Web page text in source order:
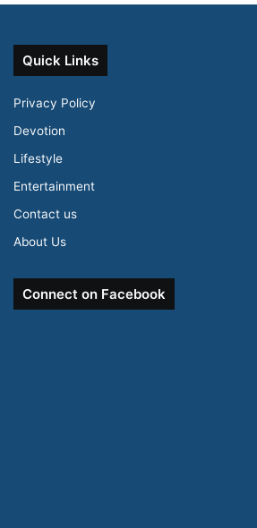
Quick Links
Privacy Policy
Devotion
Lifestyle
Entertainment
Contact us
About Us
Connect on Facebook